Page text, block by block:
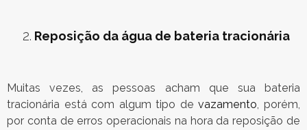
Reposição da água de bateria tracionária
Muitas vezes, as pessoas acham que sua bateria
tracionária está com algum tipo devazamento, porém,
por conta de erros operacionais na hora da reposição de